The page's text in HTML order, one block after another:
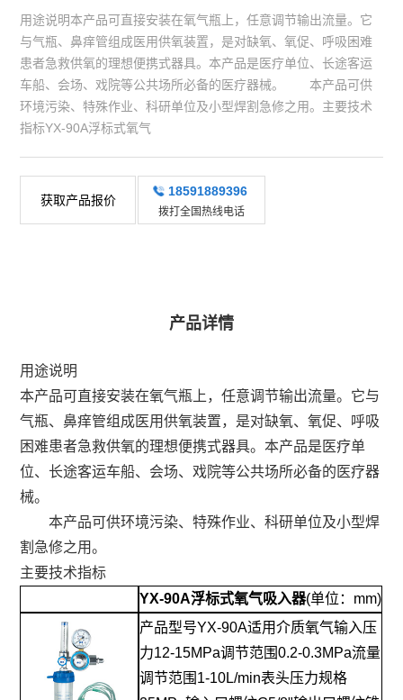
用途说明本产品可直接安装在氧气瓶上，任意调节输出流量。它
与气瓶、鼻痒管组成医用供氧装置，是对缺氧、氧促、呼吸困难
患者急救供氧的理想便携式器具。本产品是医疗单位、长途客运
车船、会场、戏院等公共场所必备的医疗器械。 本产品可供
环境污染、特殊作业、科研单位及小型焊割急修之用。主要技术
指标YX-90A浮标式氧气
获取产品报价
18591889396
拨打全国热线电话
产品详情
用途说明
本产品可直接安装在氧气瓶上，任意调节输出流量。它与
气瓶、鼻痒管组成医用供氧装置，是对缺氧、氧促、呼吸
困难患者急救供氧的理想便携式器具。本产品是医疗单
位、长途客运车船、会场、戏院等公共场所必备的医疗器
械。
本产品可供环境污染、特殊作业、科研单位及小型焊
割急修之用。
主要技术指标
YX-90A浮标式氧气吸入器(单位：mm)
产品型号YX-90A适用介质氧气输入压
力12-15MPa调节范围0.2-0.3MPa流量
调节范围1-10L/min表头压力规格